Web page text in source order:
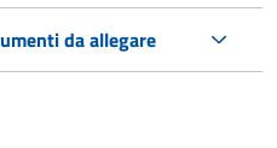
da allegare